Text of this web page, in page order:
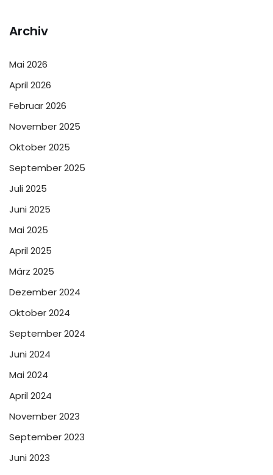
Archiv
Mai 2026
April 2026
Februar 2026
November 2025
Oktober 2025
September 2025
Juli 2025
Juni 2025
Mai 2025
April 2025
März 2025
Dezember 2024
Oktober 2024
September 2024
Juni 2024
Mai 2024
April 2024
November 2023
September 2023
Juni 2023